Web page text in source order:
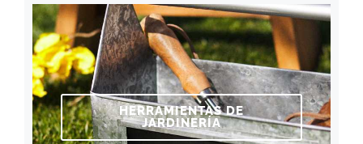
HERRAMIENTAS DE
JARDINERÍA